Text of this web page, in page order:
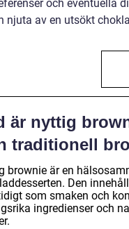
och eventuella
njuta av en utsökt
är nyttig
traditionell
brownie är en
Den
som smaken och
ingredienser och